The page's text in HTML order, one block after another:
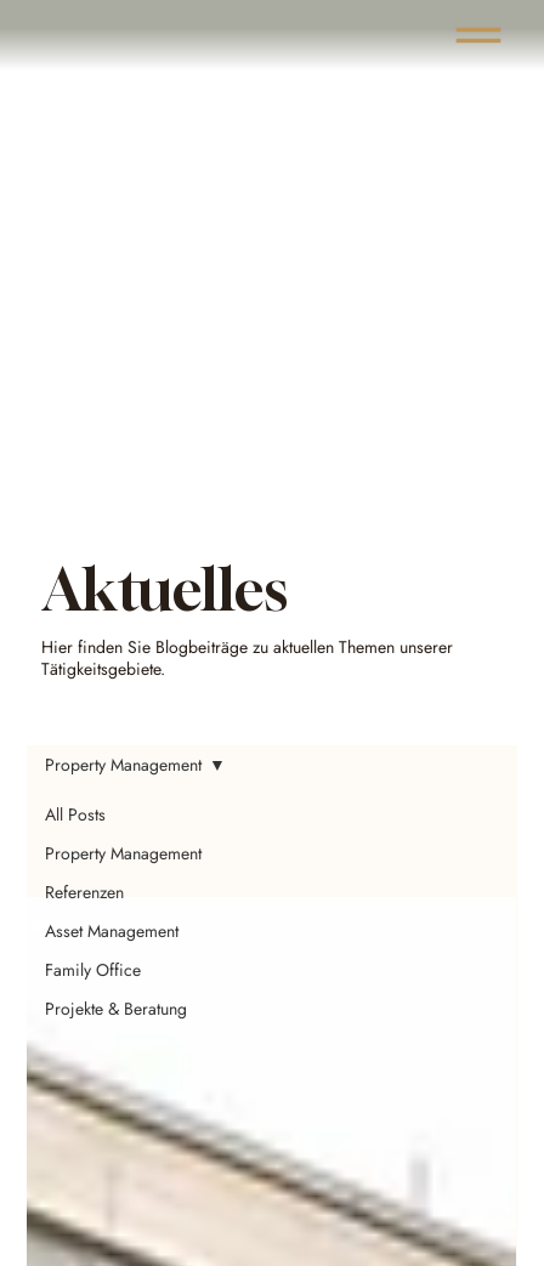
Aktuelles
Hier finden Sie Blogbeiträge zu aktuellen Themen unserer
Tätigkeitsgebiete.
All Posts
Property Management
Referenzen
Asset Management
Family Office
Projekte & Beratung
Property Management